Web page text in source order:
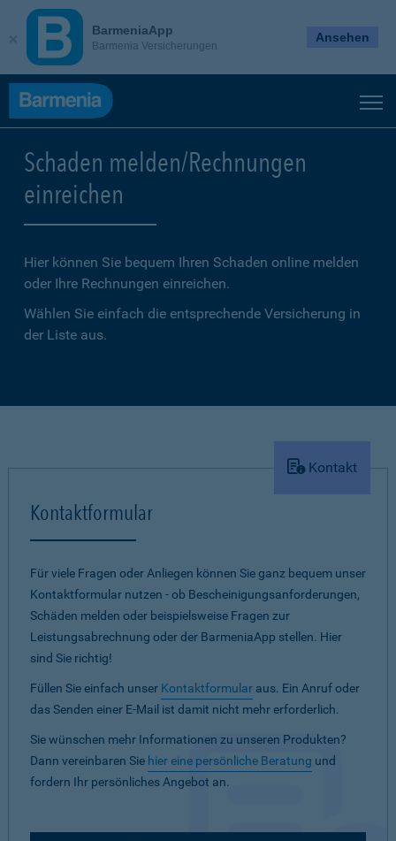
Schaden melden/Rechnungen
einreichen
Hier können Sie bequem Ihren Schaden online melden
oder Ihre Rechnungen einreichen.
Wählen Sie einfach die entsprechende Versicherung in
der Liste aus.
Kontakt
Kontaktformular
Für viele Fragen oder Anliegen können Sie ganz bequem unser
Kontaktformular nutzen - ob Bescheinigungsanforderungen,
Schäden melden oder beispielsweise Fragen zur
Leistungsabrechnung oder der BarmeniaApp stellen. Hier
sind Sie richtig!
Füllen Sie einfach unser Kontaktformular aus. Ein Anruf oder
das Senden einer E-Mail ist damit nicht mehr erforderlich.
Sie wünschen mehr Informationen zu unseren Produkten?
Dann vereinbaren Sie hier eine persönliche Beratung und
fordern Ihr persönliches Angebot an.
BarmeniaApp
Barmenia Versicherungen
Ansehen